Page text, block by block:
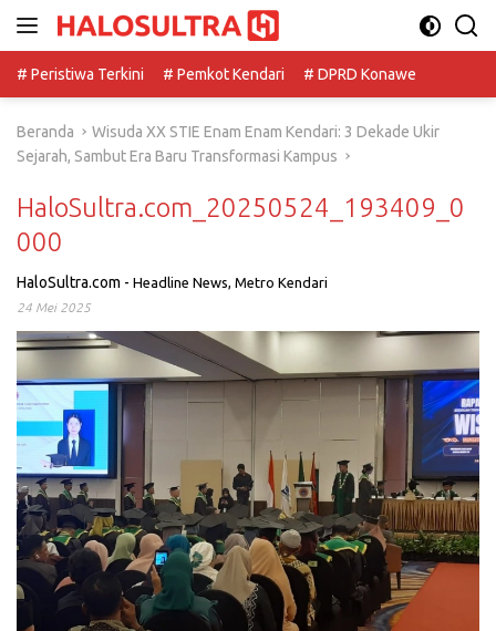
# Peristiwa Terkini
# Pemkot Kendari # DPRD Konawe
Beranda
Wisuda XX STIE Enam Enam Kendari: 3 Dekade Ukir
Sejarah, Sambut Era Baru Transformasi Kampus
HaloSultra.com_20250524_193409_0
000
HaloSultra.com - Headline News, Metro Kendari
24 Mei 2025